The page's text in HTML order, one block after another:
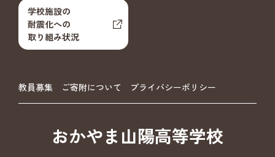
学校施設の
耐震化への
取り組み状況
教員募集 ご寄附について プライバシーポリシー
おかやま山陽高等学校